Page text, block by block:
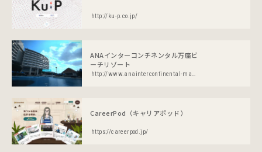
http://ku-p.co.jp/
ANAインターコンチネンタル万座ビ
ーチリゾート
http://www.anaintercontinental-manza.jp/
CareerPod（キャリアポッド）
https://careerpod.jp/